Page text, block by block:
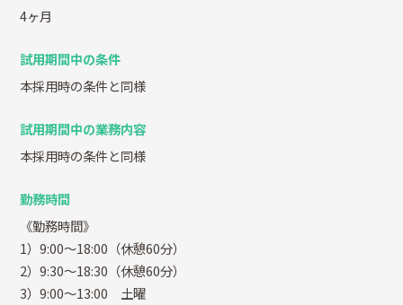
4ヶ月
試用期間中の条件
本採用時の条件と同様
試用期間中の業務内容
本採用時の条件と同様
勤務時間
《勤務時間》
1）9:00～18:00（休憩60分）
2）9:30～18:30（休憩60分）
3）9:00～13:00 土曜